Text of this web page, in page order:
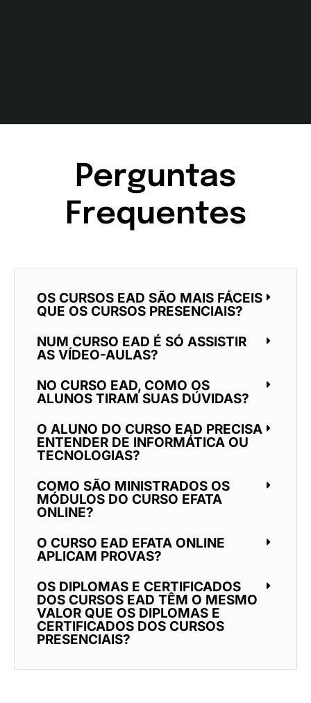
Perguntas
Frequentes
OS CURSOS EAD SÃO MAIS FÁCEIS
QUE OS CURSOS PRESENCIAIS?
NUM CURSO EAD É SÓ ASSISTIR
AS VÍDEO-AULAS?
NO CURSO EAD, COMO OS
ALUNOS TIRAM SUAS DÚVIDAS?
O ALUNO DO CURSO EAD PRECISA
ENTENDER DE INFORMÁTICA OU
TECNOLOGIAS?
COMO SÃO MINISTRADOS OS
MÓDULOS DO CURSO EFATA
ONLINE?
O CURSO EAD EFATA ONLINE
APLICAM PROVAS?
OS DIPLOMAS E CERTIFICADOS
DOS CURSOS EAD TÊM O MESMO
VALOR QUE OS DIPLOMAS E
CERTIFICADOS DOS CURSOS
PRESENCIAIS?